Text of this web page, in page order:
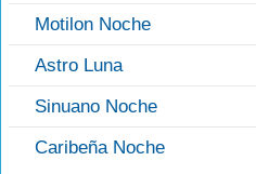
Motilon Noche
Astro Luna
Sinuano Noche
Caribeña Noche